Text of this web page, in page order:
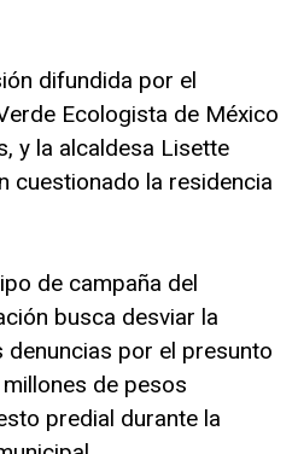
difundida por el
Ecologista de México
y la alcaldesa Lisette
cuestionado la residencia
de campaña del
busca desviar la
denuncias por el presunto
de pesos
predial durante la